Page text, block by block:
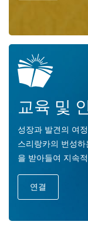
교육 및
성장과 발견의 여
스리랑카의 번성
을 받아들여 지속
연결